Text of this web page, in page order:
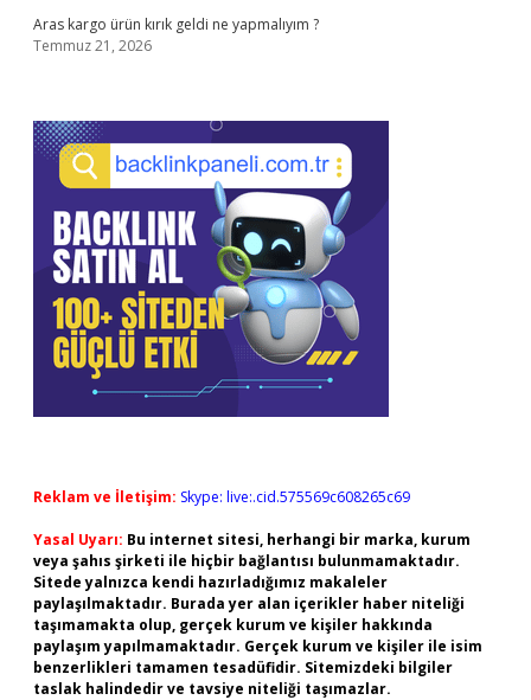
Aras kargo ürün kırık geldi ne yapmalıyım ?
Temmuz 21, 2026
Reklam ve İletişim: Skype: live:.cid.575569c608265c69
Yasal Uyarı: Bu internet sitesi, herhangi bir marka, kurum
veya şahıs şirketi ile hiçbir bağlantısı bulunmamaktadır.
Sitede yalnızca kendi hazırladığımız makaleler
paylaşılmaktadır. Burada yer alan içerikler haber niteliği
taşımamakta olup, gerçek kurum ve kişiler hakkında
paylaşım yapılmamaktadır. Gerçek kurum ve kişiler ile isim
benzerlikleri tamamen tesadüfidir. Sitemizdeki bilgiler
taslak halindedir ve tavsiye niteliği taşımazlar.